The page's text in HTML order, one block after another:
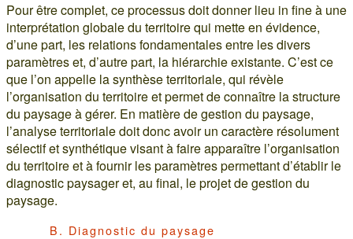
Pour être complet, ce processus doit donner lieu in fine à une
interprétation globale du territoire qui mette en évidence,
d’une part, les relations fondamentales entre les divers
paramètres et, d’autre part, la hiérarchie existante. C’est ce
que l’on appelle la synthèse territoriale, qui révèle
l’organisation du territoire et permet de connaître la structure
du paysage à gérer. En matière de gestion du paysage,
l’analyse territoriale doit donc avoir un caractère résolument
sélectif et synthétique visant à faire apparaître l’organisation
du territoire et à fournir les paramètres permettant d’établir le
diagnostic paysager et, au final, le projet de gestion du
paysage.
B. Diagnostic du paysage